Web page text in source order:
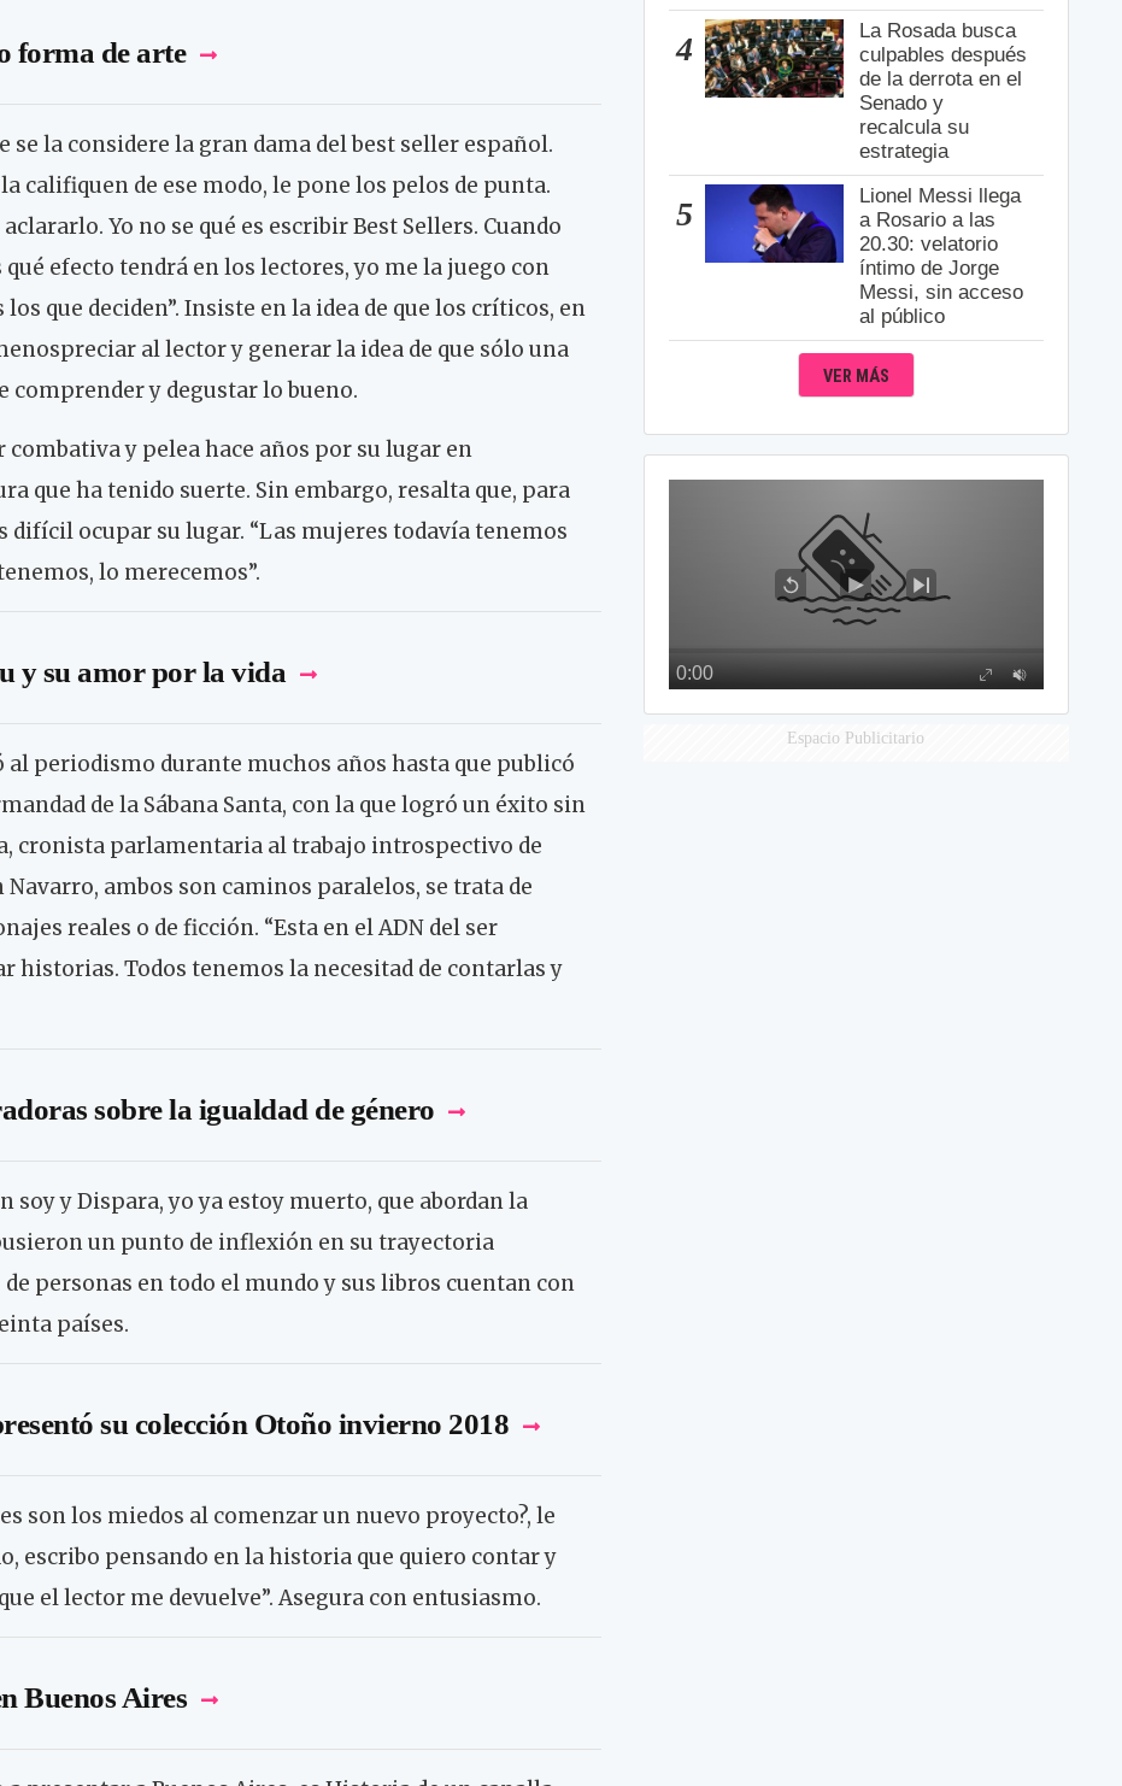
forma de arte
se la considere la gran dama del best seller español.
califiquen de ese modo, le pone los pelos de punta.
Yo no se qué es escribir Best Sellers. Cuando
efecto tendrá en los lectores, yo me la juego con
que deciden”. Insiste en la idea de que los críticos, en
al lector y generar la idea de que sólo una
comprender y degustar lo bueno.
combativa y pelea hace años por su lugar en
que ha tenido suerte. Sin embargo, resalta que, para
difícil ocupar su lugar. “Las mujeres todavía tenemos
lo merecemos”.
y su amor por la vida
al periodismo durante muchos años hasta que publicó
de la Sábana Santa, con la que logró un éxito sin
cronista parlamentaria al trabajo introspectivo de
ambos son caminos paralelos, se trata de
reales o de ficción. “Esta en el ADN del ser
historias. Todos tenemos la necesitad de contarlas y
sobre la igualdad de género
soy y Dispara, yo ya estoy muerto, que abordan la
un punto de inflexión en su trayectoria
personas en todo el mundo y sus libros cuentan con
países.
su colección Otoño invierno 2018
son los miedos al comenzar un nuevo proyecto?, le
escribo pensando en la historia que quiero contar y
el lector me devuelve”. Asegura con entusiasmo.
Buenos Aires
4
La Rosada busca
culpables después
de la derrota en el
Senado y
recalcula su
estrategia
5
Lionel Messi llega
a Rosario a las
20.30: velatorio
íntimo de Jorge
Messi, sin acceso
al público
VER MÁS
Espacio Publicitario